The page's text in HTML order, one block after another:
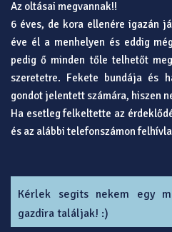
Az oltásai megvannak!!
6 éves, de kora ellenére igazán
éve él a menhelyen és eddig
pedig ő minden tőle telhetőt
szeretetre. Fekete bundája és
gondot jelentett számára, hiszen
Ha esetleg felkeltette az
és az alábbi telefonszámon
Kérlek segits nekem egy
gazdira találjak! :)